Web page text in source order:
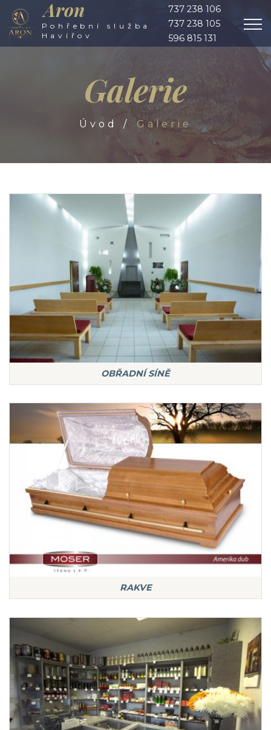
Aron
Pohřební služba
Havířov
737 238 106
737 238 105
596 815 131
Galerie
Úvod Galerie
OBŘADNÍ SÍNĚ
RAKVE